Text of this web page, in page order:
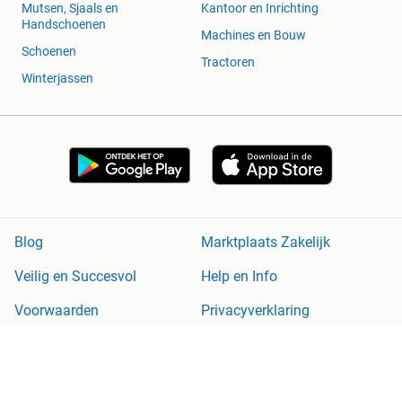
Mutsen, Sjaals en
Handschoenen
Schoenen
Winterjassen
Kantoor en Inrichting
Machines en Bouw
Tractoren
Blog
Marktplaats Zakelijk
Veilig en Succesvol
Help en Info
Voorwaarden
Privacyverklaring